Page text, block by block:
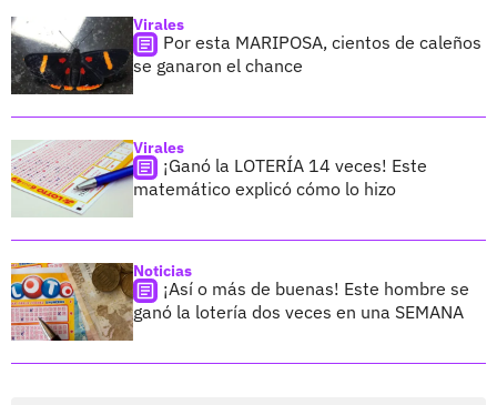
Virales
Por esta MARIPOSA, cientos de caleños
se ganaron el chance
Virales
¡Ganó la LOTERÍA 14 veces! Este
matemático explicó cómo lo hizo
Noticias
¡Así o más de buenas! Este hombre se
ganó la lotería dos veces en una SEMANA